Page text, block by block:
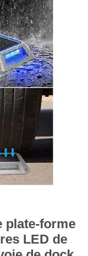
plate-forme
LED de